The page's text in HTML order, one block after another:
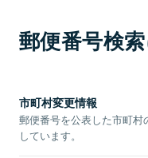
郵便番号検
市町村変更情報
郵便番号を公表した市町
しています。